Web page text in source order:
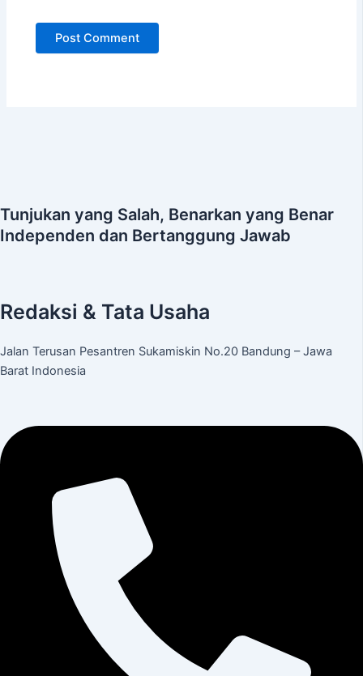
Tunjukan yang Salah, Benarkan yang Benar
Independen dan Bertanggung Jawab
Redaksi & Tata Usaha
Jalan Terusan Pesantren Sukamiskin No.20 Bandung – Jawa
Barat Indonesia